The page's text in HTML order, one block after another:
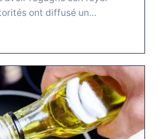
ont diffusé un…